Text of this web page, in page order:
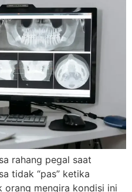
rahang pegal saat
tidak “pas” ketika
orang mengira kondisi ini